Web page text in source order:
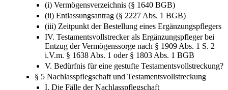
(i) Vermögensverzeichnis (§ 1640 BGB)
(ii) Entlassungsantrag (§ 2227 Abs. 1 BGB)
(iii) Zeitpunkt der Bestellung eines Ergänzungspflegers
IV. Testamentsvollstrecker als Ergänzungspfleger bei
Entzug der Vermögenssorge nach § 1909 Abs. 1 S. 2
i.V.m. § 1638 Abs. 1 oder § 1803 Abs. 1 BGB
V. Bedürfnis für eine gestufte Testamentsvollstreckung?
§ 5 Nachlasspflegschaft und Testamentsvollstreckung
I. Die Fälle der Nachlasspflegschaft